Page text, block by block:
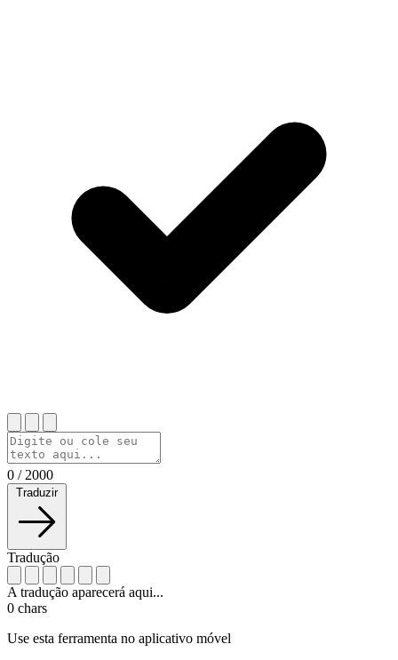
0 / 2000
Traduzir
Tradução
A tradução aparecerá aqui...
0 chars
Use esta ferramenta no aplicativo móvel